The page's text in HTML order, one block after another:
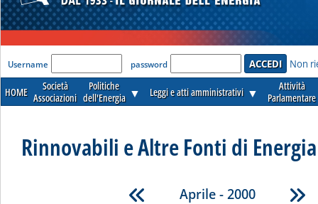
'Modulo Login per accedere'
Username password Non
HOME
Società
Associazioni
Politiche
dell'Energia ▼ Leggi e atti amministrativi ▼
Attività
Parlamentare
Rinnovabili e Altre Fonti di
Aprile - 2000